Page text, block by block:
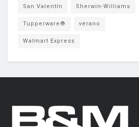
San Valentín Sherwin-Williams
Tupperware® verano
Walmart Express